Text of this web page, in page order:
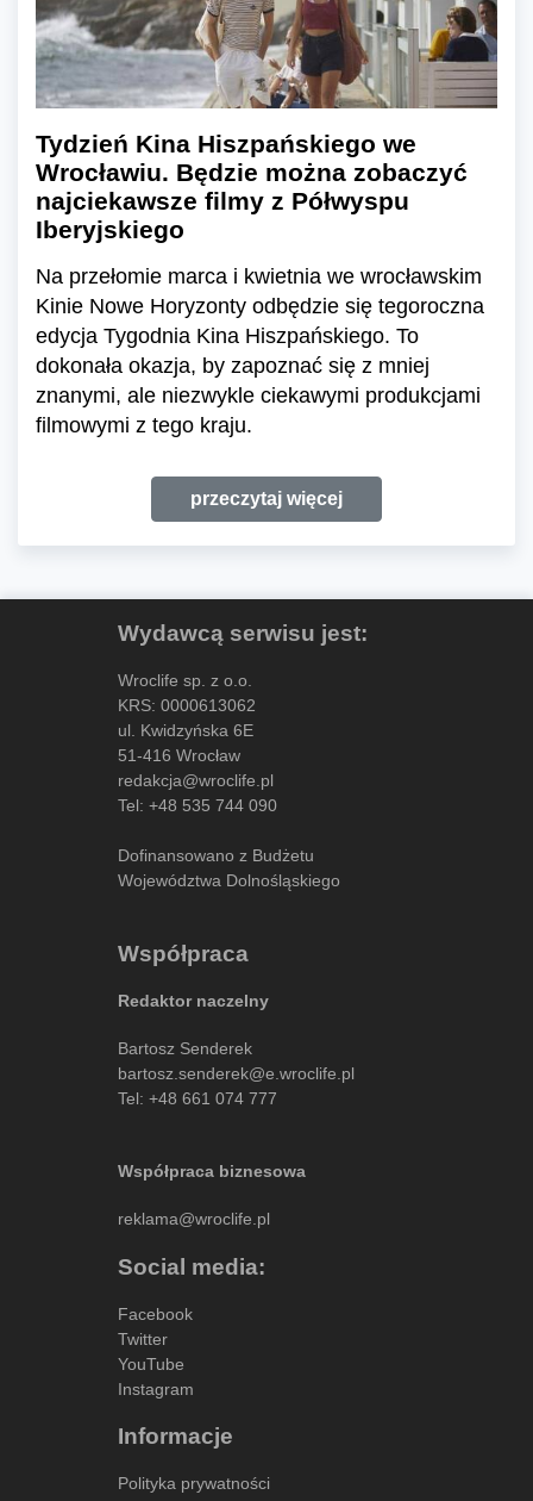
Tydzień Kina Hiszpańskiego we
Wrocławiu. Będzie można zobaczyć
najciekawsze filmy z Półwyspu
Iberyjskiego
Na przełomie marca i kwietnia we wrocławskim
Kinie Nowe Horyzonty odbędzie się tegoroczna
edycja Tygodnia Kina Hiszpańskiego. To
dokonała okazja, by zapoznać się z mniej
znanymi, ale niezwykle ciekawymi produkcjami
filmowymi z tego kraju.
przeczytaj więcej
Wydawcą serwisu jest:
Wroclife sp. z o.o.
KRS: 0000613062
ul. Kwidzyńska 6E
51-416 Wrocław
redakcja@wroclife.pl
Tel: +48 535 744 090
Dofinansowano z Budżetu
Województwa Dolnośląskiego
Współpraca
Redaktor naczelny
Bartosz Senderek
bartosz.senderek@e.wroclife.pl
Tel: +48 661 074 777
Współpraca biznesowa
reklama@wroclife.pl
Social media:
Facebook
Twitter
YouTube
Instagram
Informacje
Polityka prywatności